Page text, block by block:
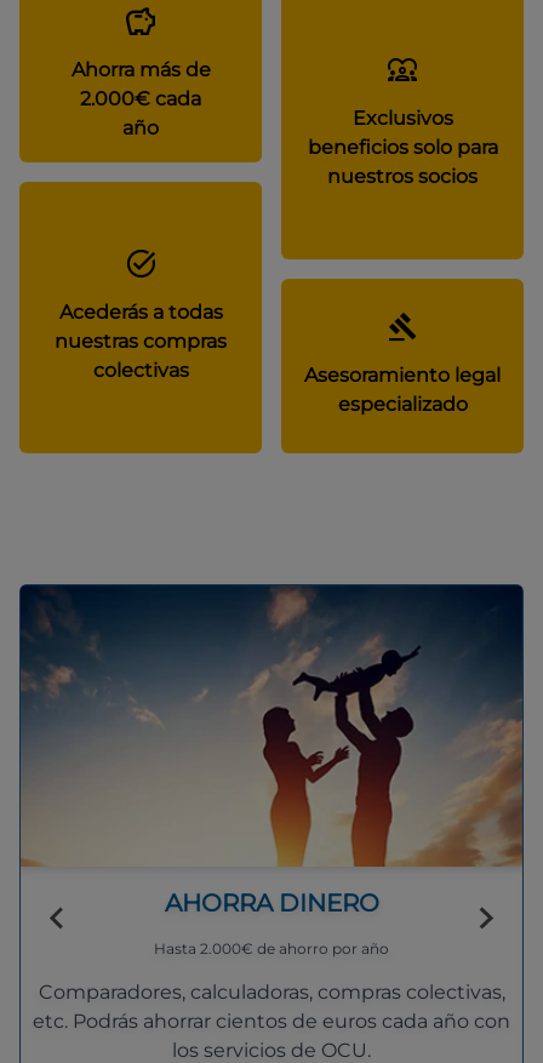
Ahorra más de
2.000€ cada
año
Exclusivos
beneficios solo para
nuestros socios
Acederás a todas
nuestras compras
colectivas
Asesoramiento legal
especializado
AHORRA DINERO
Hasta 2.000€ de ahorro por año
Comparadores, calculadoras, compras colectivas,
etc. Podrás ahorrar cientos de euros cada año con
los servicios de OCU.